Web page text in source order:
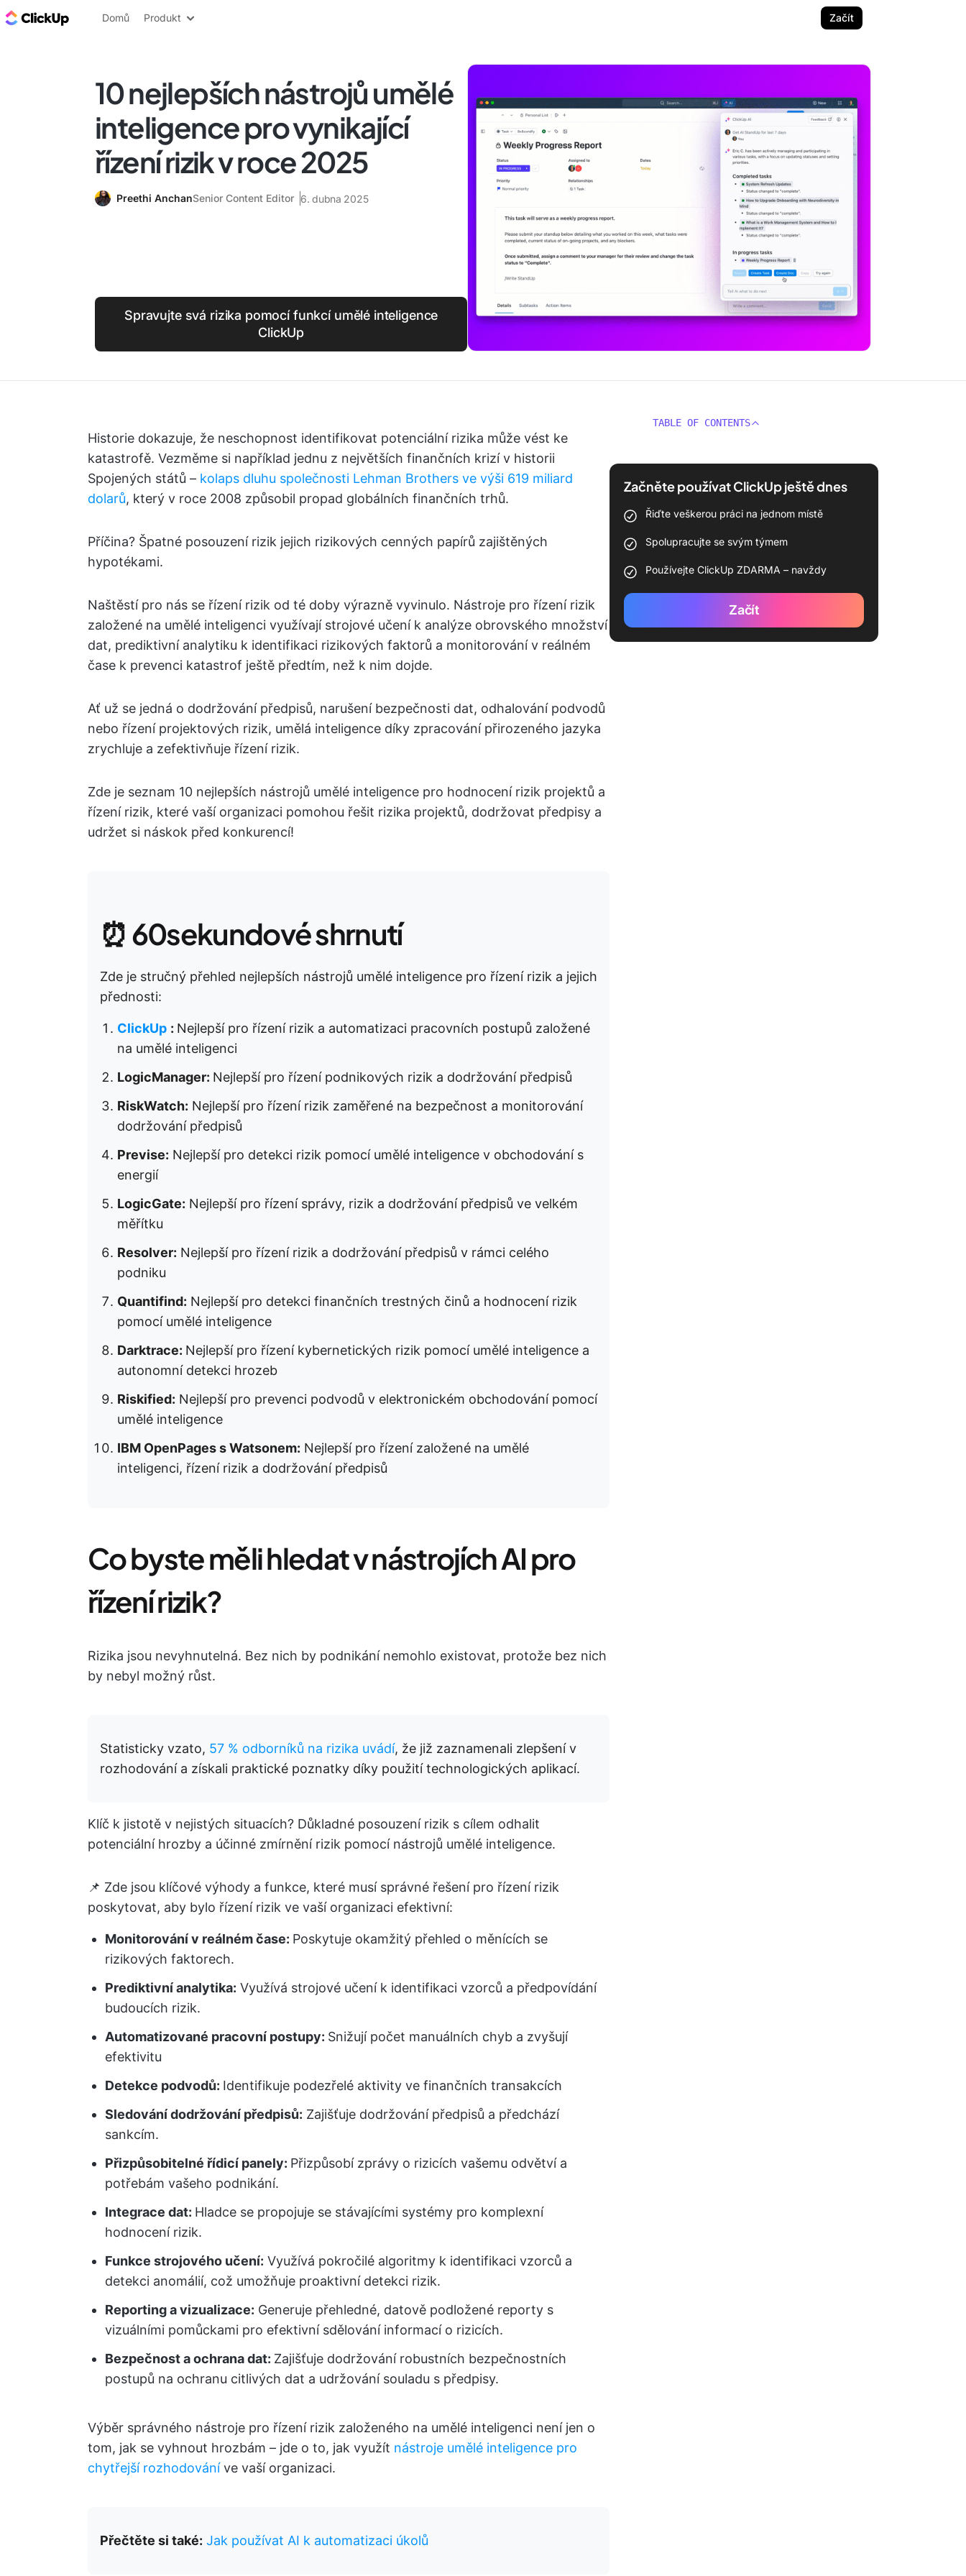
ClickUp blog
Domů Produkt Začít
10 nejlepších nástrojů umělé
inteligence pro vynikající
řízení rizik v roce 2025
Preethi AnchanSenior Content Editor 6. dubna 2025
Spravujte svá rizika pomocí funkcí umělé inteligence
ClickUp
Historie dokazuje, že neschopnost identifikovat potenciální rizika může vést ke
katastrofě. Vezměme si například jednu z největších finančních krizí v historii
Spojených států – kolaps dluhu společnosti Lehman Brothers ve výši 619 miliard
dolarů, který v roce 2008 způsobil propad globálních finančních trhů.
Příčina? Špatné posouzení rizik jejich rizikových cenných papírů zajištěných
hypotékami.
Naštěstí pro nás se řízení rizik od té doby výrazně vyvinulo. Nástroje pro řízení rizik
založené na umělé inteligenci využívají strojové učení k analýze obrovského množství
dat, prediktivní analytiku k identifikaci rizikových faktorů a monitorování v reálném
čase k prevenci katastrof ještě předtím, než k nim dojde.
Ať už se jedná o dodržování předpisů, narušení bezpečnosti dat, odhalování podvodů
nebo řízení projektových rizik, umělá inteligence díky zpracování přirozeného jazyka
zrychluje a zefektivňuje řízení rizik.
Zde je seznam 10 nejlepších nástrojů umělé inteligence pro hodnocení rizik projektů a
řízení rizik, které vaší organizaci pomohou řešit rizika projektů, dodržovat předpisy a
udržet si náskok před konkurencí!
⏰ 60sekundové shrnutí
Zde je stručný přehled nejlepších nástrojů umělé inteligence pro řízení rizik a jejich
přednosti:
ClickUp : Nejlepší pro řízení rizik a automatizaci pracovních postupů založené
na umělé inteligenci
LogicManager: Nejlepší pro řízení podnikových rizik a dodržování předpisů
RiskWatch: Nejlepší pro řízení rizik zaměřené na bezpečnost a monitorování
dodržování předpisů
Previse: Nejlepší pro detekci rizik pomocí umělé inteligence v obchodování s
energií
LogicGate: Nejlepší pro řízení správy, rizik a dodržování předpisů ve velkém
měřítku
Resolver: Nejlepší pro řízení rizik a dodržování předpisů v rámci celého
podniku
Quantifind: Nejlepší pro detekci finančních trestných činů a hodnocení rizik
pomocí umělé inteligence
Darktrace: Nejlepší pro řízení kybernetických rizik pomocí umělé inteligence a
autonomní detekci hrozeb
Riskified: Nejlepší pro prevenci podvodů v elektronickém obchodování pomocí
umělé inteligence
IBM OpenPages s Watsonem: Nejlepší pro řízení založené na umělé
inteligenci, řízení rizik a dodržování předpisů
Co byste měli hledat v nástrojích AI pro
řízení rizik?
Rizika jsou nevyhnutelná. Bez nich by podnikání nemohlo existovat, protože bez nich
by nebyl možný růst.
Statisticky vzato, 57 % odborníků na rizika uvádí, že již zaznamenali zlepšení v
rozhodování a získali praktické poznatky díky použití technologických aplikací.
Klíč k jistotě v nejistých situacích? Důkladné posouzení rizik s cílem odhalit
potenciální hrozby a účinné zmírnění rizik pomocí nástrojů umělé inteligence.
📌 Zde jsou klíčové výhody a funkce, které musí správné řešení pro řízení rizik
poskytovat, aby bylo řízení rizik ve vaší organizaci efektivní:
Monitorování v reálném čase: Poskytuje okamžitý přehled o měnících se
rizikových faktorech.
Prediktivní analytika: Využívá strojové učení k identifikaci vzorců a předpovídání
budoucích rizik.
Automatizované pracovní postupy: Snižují počet manuálních chyb a zvyšují
efektivitu
Detekce podvodů: Identifikuje podezřelé aktivity ve finančních transakcích
Sledování dodržování předpisů: Zajišťuje dodržování předpisů a předchází
sankcím.
Přizpůsobitelné řídicí panely: Přizpůsobí zprávy o rizicích vašemu odvětví a
potřebám vašeho podnikání.
Integrace dat: Hladce se propojuje se stávajícími systémy pro komplexní
hodnocení rizik.
Funkce strojového učení: Využívá pokročilé algoritmy k identifikaci vzorců a
detekci anomálií, což umožňuje proaktivní detekci rizik.
Reporting a vizualizace: Generuje přehledné, datově podložené reporty s
vizuálními pomůckami pro efektivní sdělování informací o rizicích.
Bezpečnost a ochrana dat: Zajišťuje dodržování robustních bezpečnostních
postupů na ochranu citlivých dat a udržování souladu s předpisy.
Výběr správného nástroje pro řízení rizik založeného na umělé inteligenci není jen o
tom, jak se vyhnout hrozbám – jde o to, jak využít nástroje umělé inteligence pro
chytřejší rozhodováníve vaší organizaci.
Přečtěte si také: Jak používat AI k automatizaci úkolů
TABLE OF CONTENTS
Začněte používat ClickUp ještě dnes
Řiďte veškerou práci na jednom místě
Spolupracujte se svým týmem
Používejte ClickUp ZDARMA – navždy
Začít